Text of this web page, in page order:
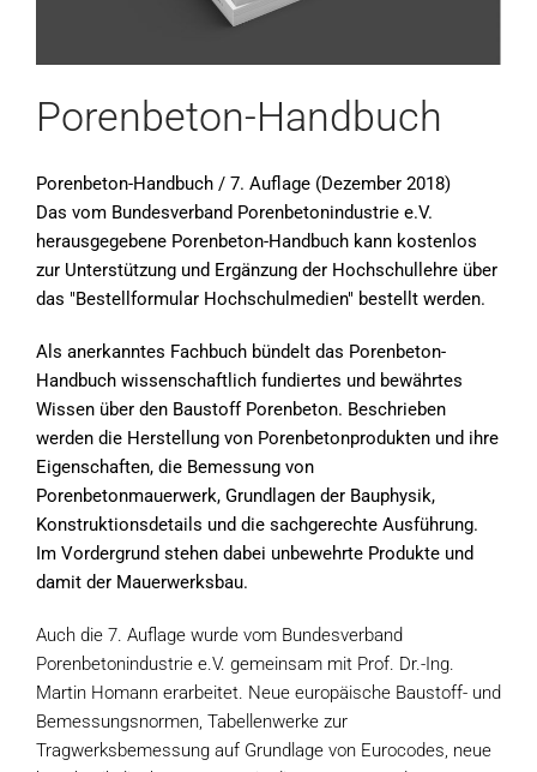
Porenbeton-Handbuch
Porenbeton-Handbuch / 7. Auflage (Dezember 2018)
Das vom Bundesverband Porenbetonindustrie e.V.
herausgegebene Porenbeton-Handbuch kann kostenlos
zur Unterstützung und Ergänzung der Hochschullehre über
das "Bestellformular Hochschulmedien" bestellt werden.
Als anerkanntes Fachbuch bündelt das Porenbeton-
Handbuch wissenschaftlich fundiertes und bewährtes
Wissen über den Baustoff Porenbeton. Beschrieben
werden die Herstellung von Porenbetonprodukten und ihre
Eigenschaften, die Bemessung von
Porenbetonmauerwerk, Grundlagen der Bauphysik,
Konstruktionsdetails und die sachgerechte Ausführung.
Im Vordergrund stehen dabei unbewehrte Produkte und
damit der Mauerwerksbau.
Auch die 7. Auflage wurde vom Bundesverband
Porenbetonindustrie e.V. gemeinsam mit Prof. Dr.-Ing.
Martin Homann erarbeitet. Neue europäische Baustoff- und
Bemessungsnormen, Tabellenwerke zur
Tragwerksbemessung auf Grundlage von Eurocodes, neue